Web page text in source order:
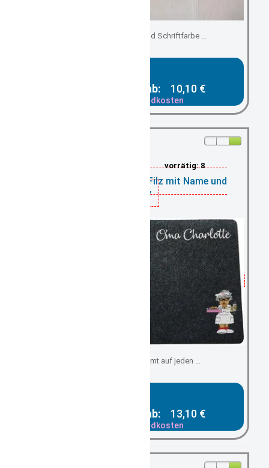
mit Ihrer Schriftart und Schriftfarbe ...
Gesamtpreis ab: 10,10 €
zzgl. Versandkosten
vorrätig: 8
Tischset Platzset Filz mit Name und
Motiv
passend abgestimmt auf jeden ...
Gesamtpreis ab: 13,10 €
zzgl. Versandkosten